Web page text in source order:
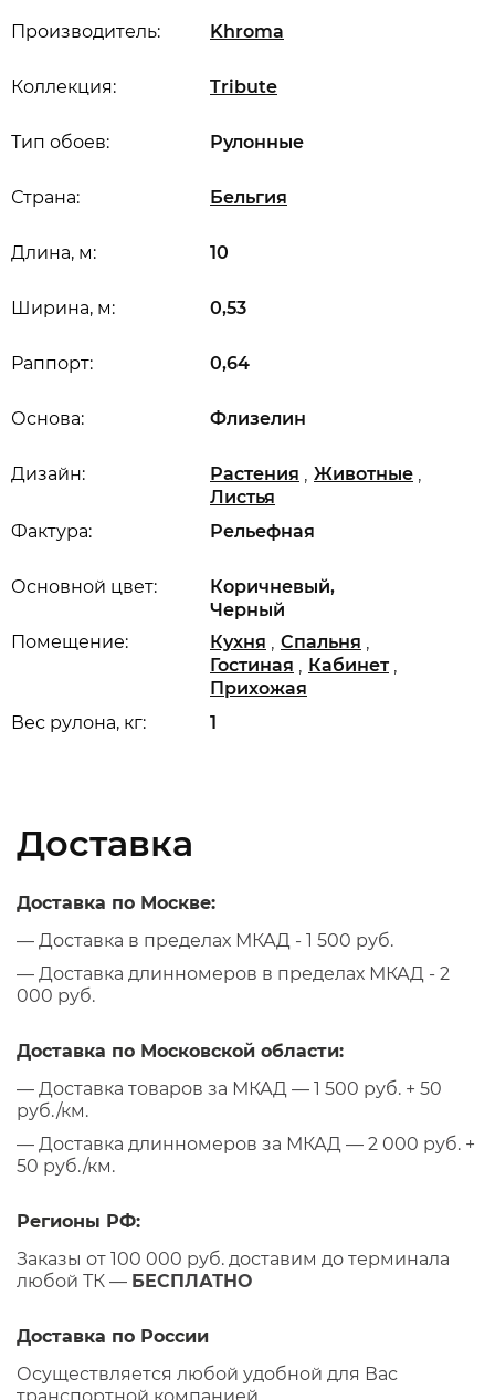
Производитель: Khroma
Коллекция: Tribute
Длина, м: 10
Ширина, м: 0,53
Вес рулона, кг: 1
Раппорт: 0,64
Основной цвет:
Коричневый,
Черный
Дизайн: Растения , Животные ,
Листья
Основа: Флизелин
Помещение: Кухня , Спальня ,
Гостиная , Кабинет ,
Прихожая
Страна: Бельгия
Тип обоев: Рулонные
Фактура: Рельефная
Доставка
Доставка по Москве:
— Доставка в пределах МКАД - 1 500 руб.
— Доставка длинномеров в пределах МКАД - 2
000 руб.
Доставка по Московской области:
— Доставка товаров за МКАД — 1 500 руб. + 50
руб./км.
— Доставка длинномеров за МКАД — 2 000 руб. +
50 руб./км.
Регионы РФ:
Заказы от 100 000 руб. доставим до терминала
любой ТК — БЕСПЛАТНО
Доставка по России
Осуществляется любой удобной для Вас
транспортной компанией